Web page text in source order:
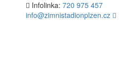
Infolinka: 720 975 457
info@zimnistadionplzen.cz